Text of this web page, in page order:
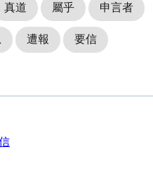
真道 屬乎 申言者
遭報 要信